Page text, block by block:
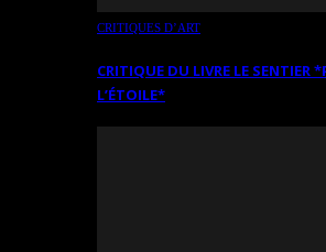
CRITIQUES D’ART
CRITIQUE DU LIVRE LE SENTIER
L’ÉTOILE*